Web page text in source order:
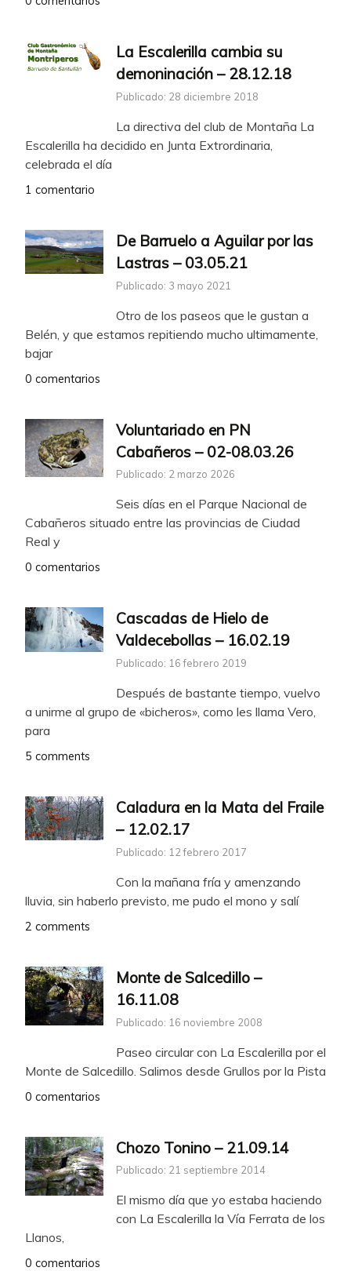
La Escalerilla cambia su
demoninación – 28.12.18
Publicado: 28 diciembre 2018
La directiva del club de Montaña La
Escalerilla ha decidido en Junta Extrordinaria,
celebrada el día
1 comentario
De Barruelo a Aguilar por las
Lastras – 03.05.21
Publicado: 3 mayo 2021
Otro de los paseos que le gustan a
Belén, y que estamos repitiendo mucho ultimamente,
bajar
0 comentarios
Voluntariado en PN
Cabañeros – 02-08.03.26
Publicado: 2 marzo 2026
Seis días en el Parque Nacional de
Cabañeros situado entre las provincias de Ciudad
Real y
0 comentarios
Cascadas de Hielo de
Valdecebollas – 16.02.19
Publicado: 16 febrero 2019
Después de bastante tiempo, vuelvo
a unirme al grupo de «bicheros», como les llama Vero,
para
5 comments
Caladura en la Mata del Fraile
– 12.02.17
Publicado: 12 febrero 2017
Con la mañana fría y amenzando
lluvia, sin haberlo previsto, me pudo el mono y salí
2 comments
Monte de Salcedillo –
16.11.08
Publicado: 16 noviembre 2008
Paseo circular con La Escalerilla por el
Monte de Salcedillo. Salimos desde Grullos por la Pista
0 comentarios
Chozo Tonino – 21.09.14
Publicado: 21 septiembre 2014
El mismo día que yo estaba haciendo
con La Escalerilla la Vía Ferrata de los
Llanos,
0 comentarios